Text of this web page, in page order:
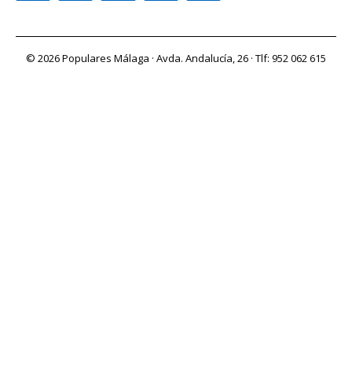
© 2026 Populares Málaga · Avda. Andalucía, 26 · Tlf: 952 062 615